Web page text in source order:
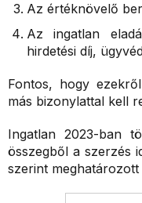
Az értéknövelő
Az ingatlan
hirdetési díj,
Fontos, hogy
más bizonylattal kell
Ingatlan 2023-ban
összegből a szerzés
szerint